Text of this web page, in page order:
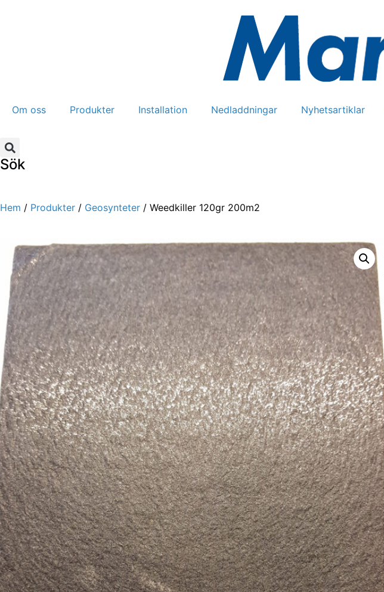
Om oss Produkter Installation Nedladdningar Nyhetsartiklar
Sök
Hem / Produkter / Geosynteter / Weedkiller 120gr 200m2